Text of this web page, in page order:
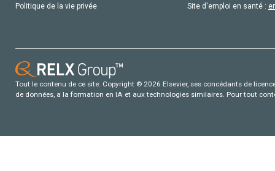
Politique de la vie privée
Site d'emploi en santé :
Tout le contenu de ce site: Copyright © 2026 Elsevier, ses concédants de
de données, a la formation en IA et aux technologies similaires. Pour tout